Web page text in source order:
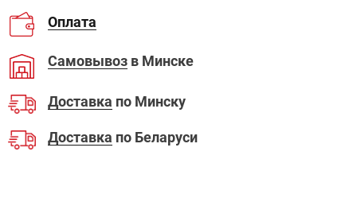
Оплата
Самовывоз в Минске
Доставка по Минску
Доставка по Беларуси